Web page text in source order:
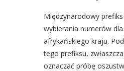
Międzynarodowy
wybierania numerów
afrykańskiego kraju.
tego prefiksu,
oznaczać próbę